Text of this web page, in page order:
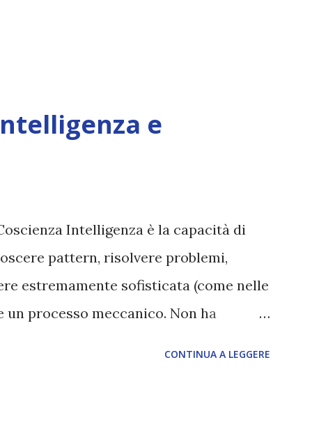
e
Intelligenza è la capacità di
pattern, risolvere problemi,
estremamente sofisticata (come nelle
processo meccanico. Non ha
CONTINUA A LEGGERE